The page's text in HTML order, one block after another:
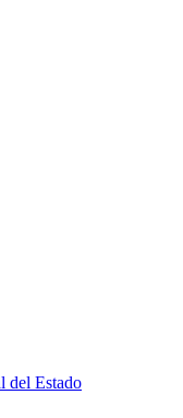
del Estado